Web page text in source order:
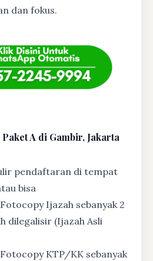
dan fokus.
A di Gambir, Jakarta
pendaftaran di tempat
bisa
Ijazah sebanyak 2
dilegalisir (Ijazah Asli
KTP/KK sebanyak